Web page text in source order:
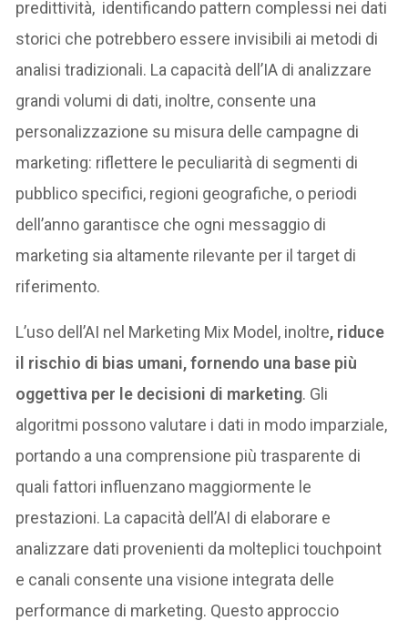
predittività, identificando pattern complessi nei dati
storici che potrebbero essere invisibili ai metodi di
analisi tradizionali. La capacità dell’IA di analizzare
grandi volumi di dati, inoltre, consente una
personalizzazione su misura delle campagne di
marketing: riflettere le peculiarità di segmenti di
pubblico specifici, regioni geografiche, o periodi
dell’anno garantisce che ogni messaggio di
marketing sia altamente rilevante per il target di
riferimento.
L’uso dell’AI nel Marketing Mix Model, inoltre, riduce
il rischio di bias umani, fornendo una base più
oggettiva per le decisioni di marketing. Gli
algoritmi possono valutare i dati in modo imparziale,
portando a una comprensione più trasparente di
quali fattori influenzano maggiormente le
prestazioni. La capacità dell’AI di elaborare e
analizzare dati provenienti da molteplici touchpoint
e canali consente una visione integrata delle
performance di marketing. Questo approccio